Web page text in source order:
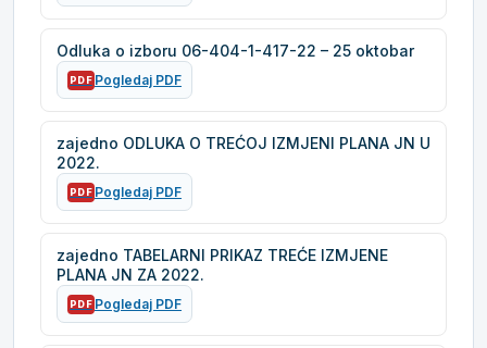
Odluka o izboru 06-404-1-417-22 – 25 oktobar
PDF Pogledaj PDF
zajedno ODLUKA O TREĆOJ IZMJENI PLANA JN U
2022.
PDF Pogledaj PDF
zajedno TABELARNI PRIKAZ TREĆE IZMJENE
PLANA JN ZA 2022.
PDF Pogledaj PDF